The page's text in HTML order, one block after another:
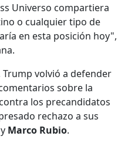
Universo compartiera
o cualquier tipo de
en esta posición hoy",
Trump volvió a defender
sobre la
los precandidatos
rechazo a sus
Marco Rubio.